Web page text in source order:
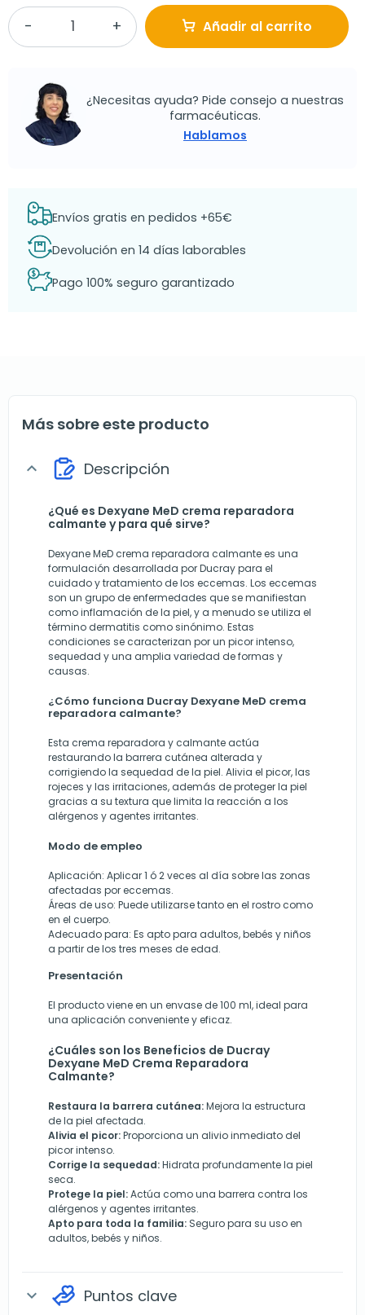
Añadir al carrito
¿Necesitas ayuda? Pide consejo a nuestras
farmacéuticas.
Hablamos
Envíos gratis en pedidos +65€
Devolución en 14 días laborables
Pago 100% seguro garantizado
Más sobre este producto
expand_more Descripción
¿Qué es Dexyane MeD crema reparadora
calmante y para qué sirve?
Dexyane MeD crema reparadora calmante es una
formulación desarrollada por Ducray para el
cuidado y tratamiento de los eccemas. Los eccemas
son un grupo de enfermedades que se manifiestan
como inflamación de la piel, y a menudo se utiliza el
término dermatitis como sinónimo. Estas
condiciones se caracterizan por un picor intenso,
sequedad y una amplia variedad de formas y
causas.
¿Cómo funciona Ducray Dexyane MeD crema
reparadora calmante?
Esta crema reparadora y calmante actúa
restaurando la barrera cutánea alterada y
corrigiendo la sequedad de la piel. Alivia el picor, las
rojeces y las irritaciones, además de proteger la piel
gracias a su textura que limita la reacción a los
alérgenos y agentes irritantes.
Modo de empleo
Aplicación: Aplicar 1 ó 2 veces al día sobre las zonas
afectadas por eccemas.
Áreas de uso: Puede utilizarse tanto en el rostro como
en el cuerpo.
Adecuado para: Es apto para adultos, bebés y niños
a partir de los tres meses de edad.
Presentación
El producto viene en un envase de 100 ml, ideal para
una aplicación conveniente y eficaz.
¿Cuáles son los Beneficios de Ducray
Dexyane MeD Crema Reparadora
Calmante?
Restaura la barrera cutánea:Mejora la estructura
de la piel afectada.
Alivia el picor:Proporciona un alivio inmediato del
picor intenso.
Corrige la sequedad:Hidrata profundamente la piel
seca.
Protege la piel:Actúa como una barrera contra los
alérgenos y agentes irritantes.
Apto para toda la familia: Seguro para su uso en
adultos, bebés y niños.
expand_more Puntos clave